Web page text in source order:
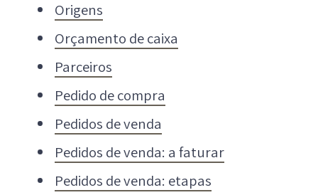
Origens
Orçamento de caixa
Parceiros
Pedido de compra
Pedidos de venda
Pedidos de venda: a faturar
Pedidos de venda: etapas